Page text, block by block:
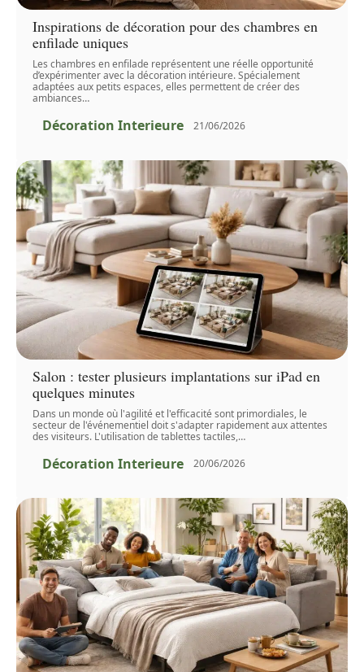
Inspirations de décoration pour des chambres en
enfilade uniques
Les chambres en enfilade représentent une réelle opportunité
d’expérimenter avec la décoration intérieure. Spécialement
adaptées aux petits espaces, elles permettent de créer des
ambiances…
Décoration Interieure 21/06/2026
Salon : tester plusieurs implantations sur iPad en
quelques minutes
Dans un monde où l'agilité et l'efficacité sont primordiales, le
secteur de l'événementiel doit s'adapter rapidement aux attentes
des visiteurs. L'utilisation de tablettes tactiles,…
Décoration Interieure 20/06/2026